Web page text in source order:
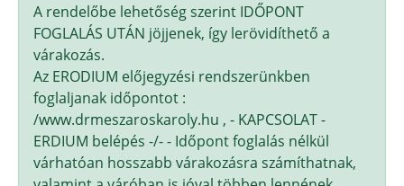
A rendelőbe lehetőség szerint IDŐPONT
FOGLALÁS UTÁN jöjjenek, így lerövidíthető a
várakozás.
Az ERODIUM előjegyzési rendszerünkben
foglaljanak időpontot :
/www.drmeszaroskaroly.hu , - KAPCSOLAT -
ERDIUM belépés -/- - Időpont foglalás nélkül
várhatóan hosszabb várakozásra számíthatnak,